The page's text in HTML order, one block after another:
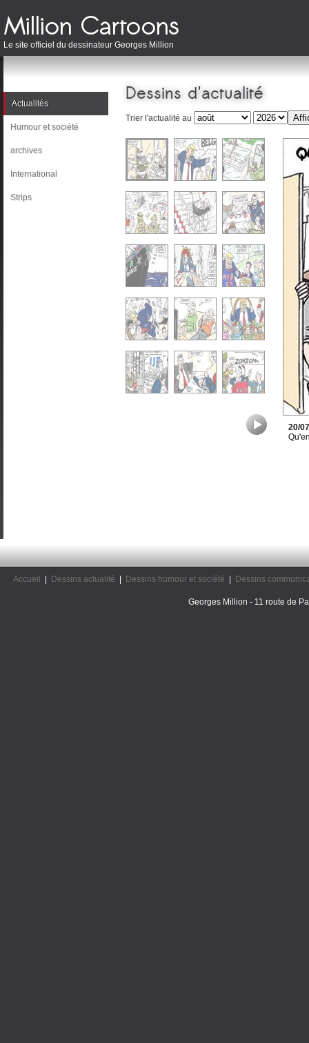
Le site officiel du dessinateur Georges Million
Actualités
Humour et société
archives
International
Strips
Dessins d'actualité
Trier l'actualité au
20/
Accueil Dessins actualité Dessins humour et société Dessins
Georges Million - 11 route de